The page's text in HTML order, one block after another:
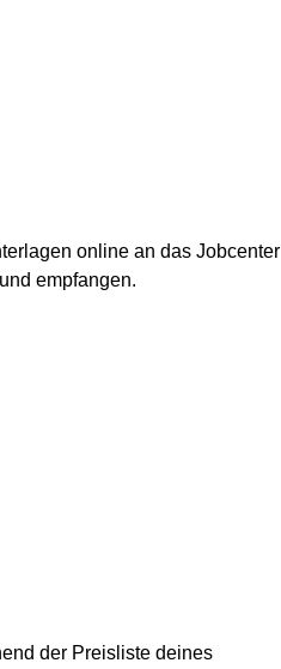
online an das Jobcenter
empfangen.
der Preisliste deines